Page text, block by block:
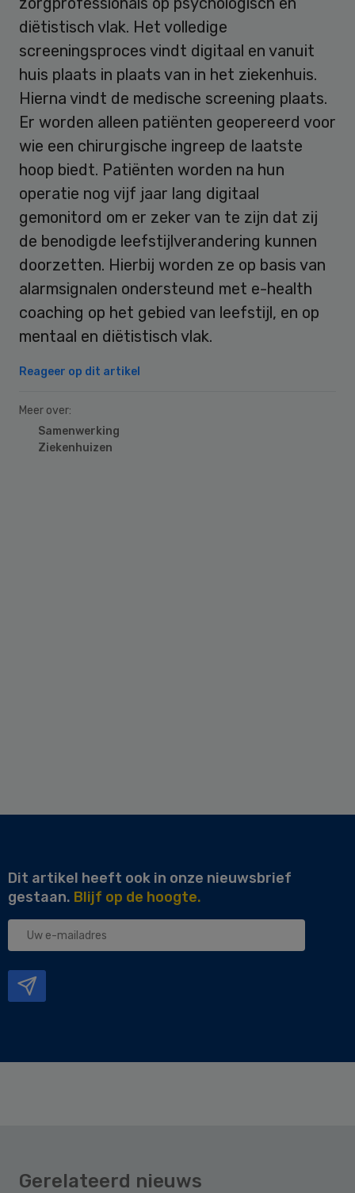
diëtistisch vlak. Het volledige
screeningsproces vindt digitaal en vanuit
huis plaats in plaats van in het ziekenhuis.
Hierna vindt de medische screening plaats.
Er worden alleen patiënten geopereerd voor
wie een chirurgische ingreep de laatste
hoop biedt. Patiënten worden na hun
operatie nog vijf jaar lang digitaal
gemonitord om er zeker van te zijn dat zij
de benodigde leefstijlverandering kunnen
doorzetten. Hierbij worden ze op basis van
alarmsignalen ondersteund met e-health
coaching op het gebied van leefstijl, en op
mentaal en diëtistisch vlak.
Reageer op dit artikel
Meer over:
Samenwerking
Ziekenhuizen
Dit artikel heeft ook in onze nieuwsbrief
gestaan. Blijf op de hoogte.
Uw
Gerelateerd nieuws